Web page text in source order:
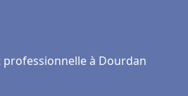
à Dourdan